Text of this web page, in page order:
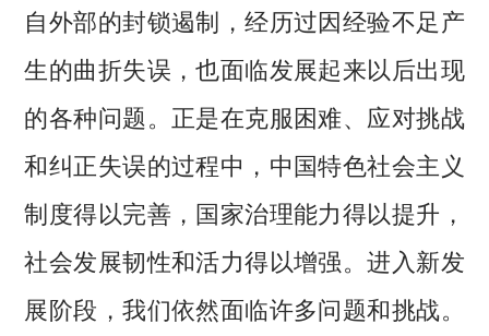
自外部的封锁遏制，经历过因经验不足产
生的曲折失误，也面临发展起来以后出现
的各种问题。正是在克服困难、应对挑战
和纠正失误的过程中，中国特色社会主义
制度得以完善，国家治理能力得以提升，
社会发展韧性和活力得以增强。进入新发
展阶段，我们依然面临许多问题和挑战。